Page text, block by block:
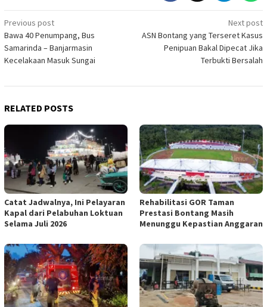
Post
navigation
Previous post
Bawa 40 Penumpang, Bus
Samarinda – Banjarmasin
Kecelakaan Masuk Sungai
Next post
ASN Bontang yang Terseret Kasus
Penipuan Bakal Dipecat Jika
Terbukti Bersalah
RELATED POSTS
Catat Jadwalnya, Ini Pelayaran
Kapal dari Pelabuhan Loktuan
Selama Juli 2026
Rehabilitasi GOR Taman
Prestasi Bontang Masih
Menunggu Kepastian Anggaran